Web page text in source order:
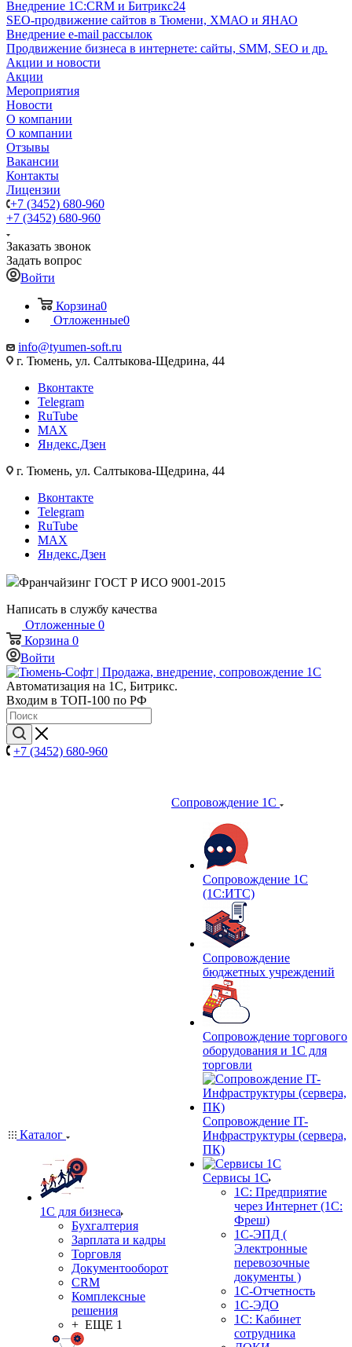
Внедрение 1C:CRM и Битрикс24
SEO-продвижение сайтов в Тюмени, ХМАО и ЯНАО
Внедрение e-mail рассылок
Продвижение бизнеса в интернете: сайты, SMM, SEO и др.
Акции и новости
Акции
Мероприятия
Новости
О компании
О компании
Отзывы
Вакансии
Контакты
Лицензии
+7 (3452) 680-960
+7 (3452) 680-960
Заказать звонок
Задать вопрос
Войти
Корзина0
Отложенные0
info@tyumen-soft.ru
г. Тюмень, ул. Салтыкова-Щедрина, 44
Вконтакте
Telegram
RuTube
MAX
Яндекс.Дзен
г. Тюмень, ул. Салтыкова-Щедрина, 44
Вконтакте
Telegram
RuTube
MAX
Яндекс.Дзен
Франчайзинг ГОСТ Р ИСО 9001-2015
Написать в службу качества
Отложенные 0
Корзина 0
Войти
Автоматизация на 1С, Битрикс.
Входим в ТОП-100 по РФ
+7 (3452) 680-960
Каталог
1С для бизнеса
Бухгалтерия
Зарплата и кадры
Торговля
Документооборот
CRM
Комплексные
решения
+ ЕЩЕ 1
Сопровождение 1С
Сопровождение 1С
(1С:ИТС)
Сопровождение
бюджетных учреждений
Сопровождение торгового
оборудования и 1С для
торговли
Сопровождение IT-
Инфраструктуры (сервера,
ПК)
Сервисы 1С
1С: Предприятие
через Интернет (1С:
Фреш)
1С-ЭПД (
Электронные
перевозочные
документы )
1С-Отчетность
1С-ЭДО
1С: Кабинет
сотрудника